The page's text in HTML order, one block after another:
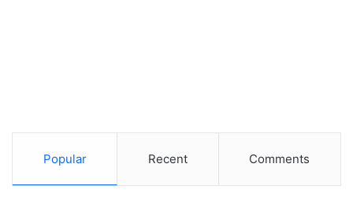
Popular Recent Comments